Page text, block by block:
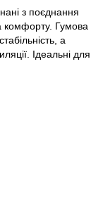
з поєднання
комфорту. Гумова
а
Ідеальні для